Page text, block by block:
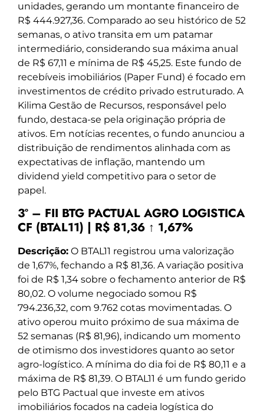
unidades, gerando um montante financeiro de
R$ 444.927,36. Comparado ao seu histórico de 52
semanas, o ativo transita em um patamar
intermediário, considerando sua máxima anual
de R$ 67,11 e mínima de R$ 45,25. Este fundo de
recebíveis imobiliários (Paper Fund) é focado em
investimentos de crédito privado estruturado. A
Kilima Gestão de Recursos, responsável pelo
fundo, destaca-se pela originação própria de
ativos. Em notícias recentes, o fundo anunciou a
distribuição de rendimentos alinhada com as
expectativas de inflação, mantendo um
dividend yield competitivo para o setor de
papel.
3º – FII BTG PACTUAL AGRO LOGISTICA
CF (BTAL11) | R$ 81,36 ↑ 1,67%
Descrição: O BTAL11 registrou uma valorização
de 1,67%, fechando a R$ 81,36. A variação positiva
foi de R$ 1,34 sobre o fechamento anterior de R$
80,02. O volume negociado somou R$
794.236,32, com 9.762 cotas movimentadas. O
ativo operou muito próximo de sua máxima de
52 semanas (R$ 81,96), indicando um momento
de otimismo dos investidores quanto ao setor
agro-logístico. A mínima do dia foi de R$ 80,11 e a
máxima de R$ 81,39. O BTAL11 é um fundo gerido
pelo BTG Pactual que investe em ativos
imobiliários focados na cadeia logística do